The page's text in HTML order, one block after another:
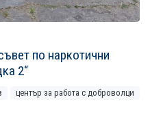
по наркотични
2“
център за работа с доброволци